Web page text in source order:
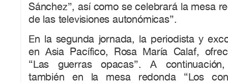
Sánchez”, así como se celebrará la mesa
de las televisiones autonómicas”.
En la segunda jornada, la periodista y
en Asia Pacífico, Rosa María Calaf,
“Las guerras opacas”. A
también en la mesa redonda “Los